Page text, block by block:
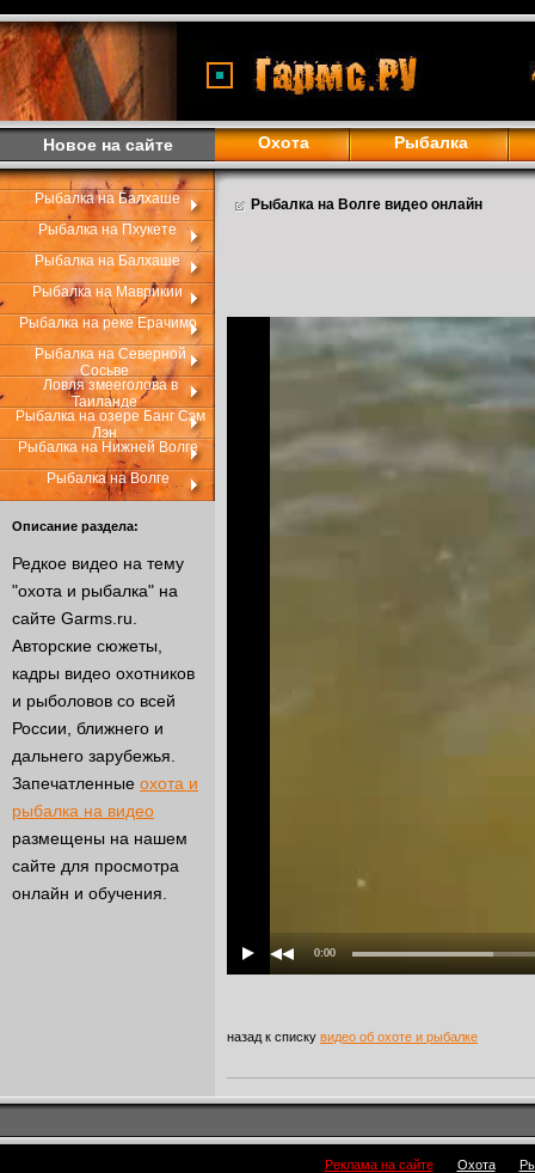
Новое на сайте Охота Рыбалка
Рыбалка на Балхаше
Рыбалка на Пхукете
Рыбалка на Балхаше
Рыбалка на Маврикии
Рыбалка на реке Ерачимо
Рыбалка на Северной
Сосьве
Ловля змееголова в
Таиланде
Рыбалка на озере Банг Сэм
Лэн
Рыбалка на Нижней Волге
Рыбалка на Волге
Описание раздела:
Редкое видео на тему
"охота и рыбалка" на
сайте Garms.ru.
Авторские сюжеты,
кадры видео охотников
и рыболовов со всей
России, ближнего и
дальнего зарубежья.
Запечатленные охота и
рыбалка на видео
размещены на нашем
сайте для просмотра
онлайн и обучения.
Рыбалка на Волге видео онлайн
0:00
назад к списку видео об охоте и рыбалке
Реклама на сайте Охота